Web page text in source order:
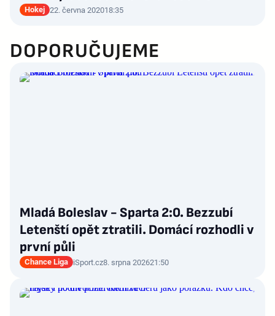
Hokej 22. června 202018:35
DOPORUČUJEME
Mladá Boleslav - Sparta 2:0. Bezzubí
Letenští opět ztratili. Domácí rozhodli v
první půli
Chance Liga iSport.cz8. srpna 202621:50